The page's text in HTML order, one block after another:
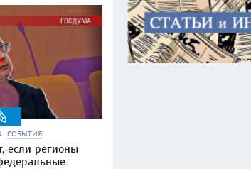
СОБЫТИЯ
если регионы